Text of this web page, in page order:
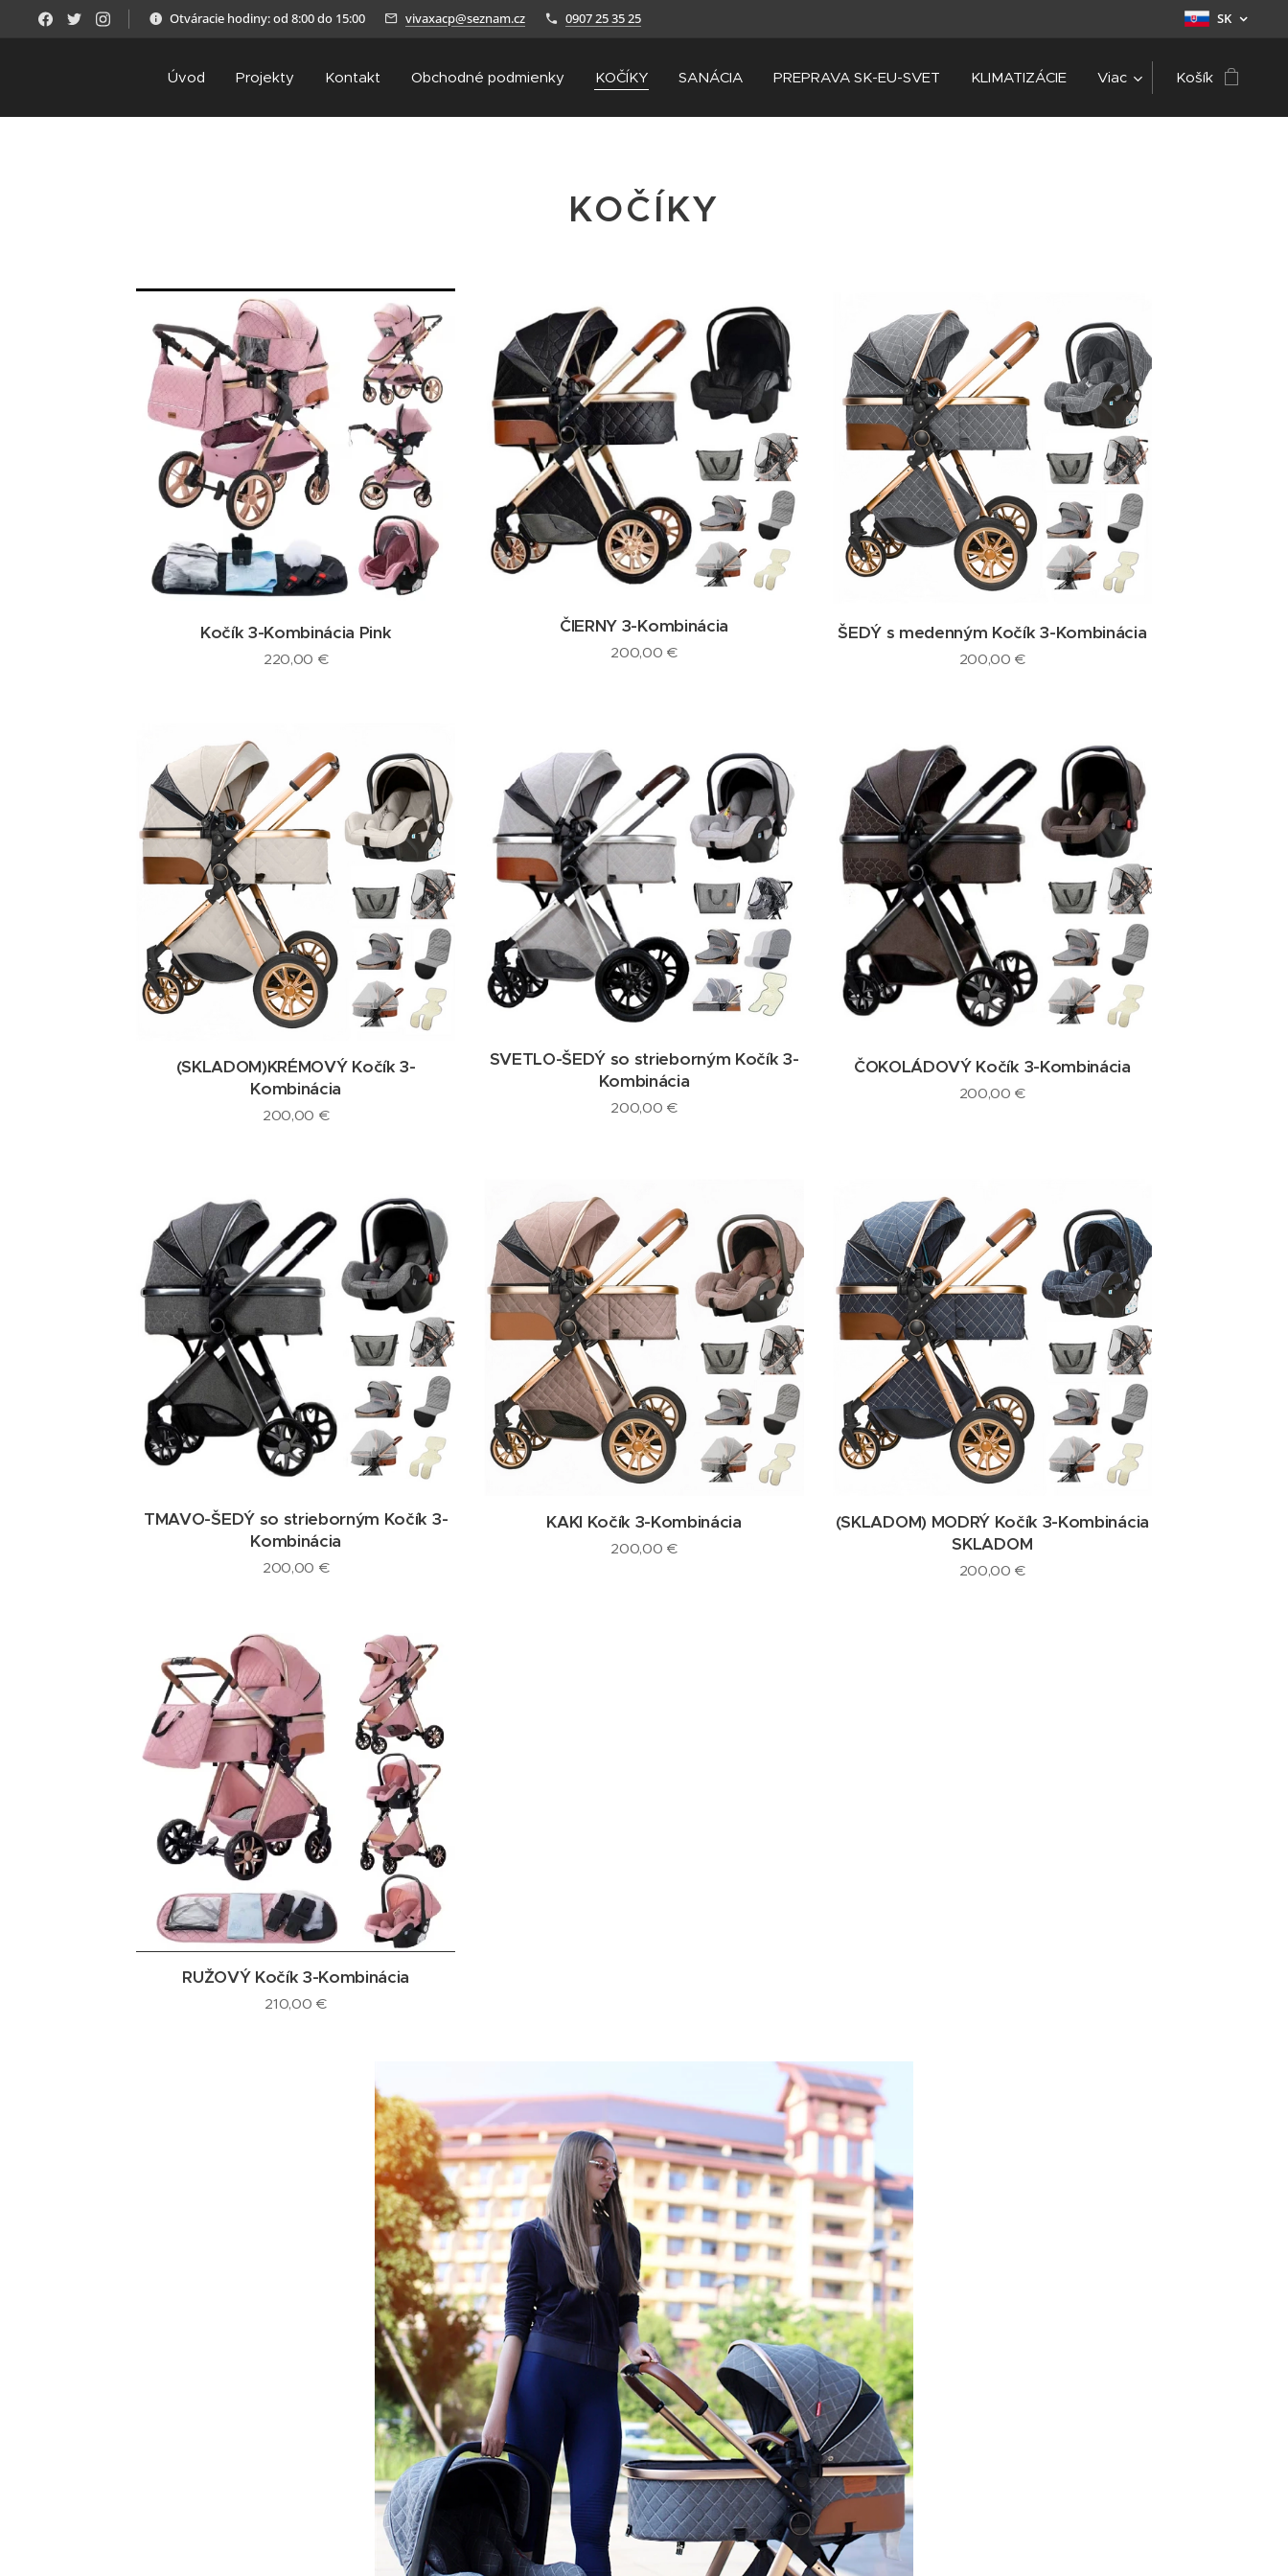
Otváracie hodiny: od 8:00 do 15:00 vivaxacp@seznam.cz 0907 25 35 25 SK
Úvod Projekty Kontakt Obchodné podmienky KOČÍKY SANÁCIA PREPRAVA SK-EU-SVET KLIMATIZÁCIE Viac Košík
KOČÍKY
Kočík 3-Kombinácia Pink
220,00 €
ČIERNY 3-Kombinácia
200,00 €
ŠEDÝ s medenným Kočík 3-Kombinácia
200,00 €
(SKLADOM)KRÉMOVÝ Kočík 3-
Kombinácia
200,00 €
SVETLO-ŠEDÝ so strieborným Kočík 3-
Kombinácia
200,00 €
ČOKOLÁDOVÝ Kočík 3-Kombinácia
200,00 €
TMAVO-ŠEDÝ so strieborným Kočík 3-
Kombinácia
200,00 €
KAKI Kočík 3-Kombinácia
200,00 €
(SKLADOM) MODRÝ Kočík 3-Kombinácia
SKLADOM
200,00 €
RUŽOVÝ Kočík 3-Kombinácia
210,00 €